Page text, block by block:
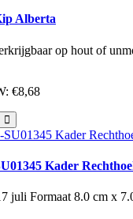
Alberta
op hout of
€8,68
Kader
juli Formaat 8.0 cm x